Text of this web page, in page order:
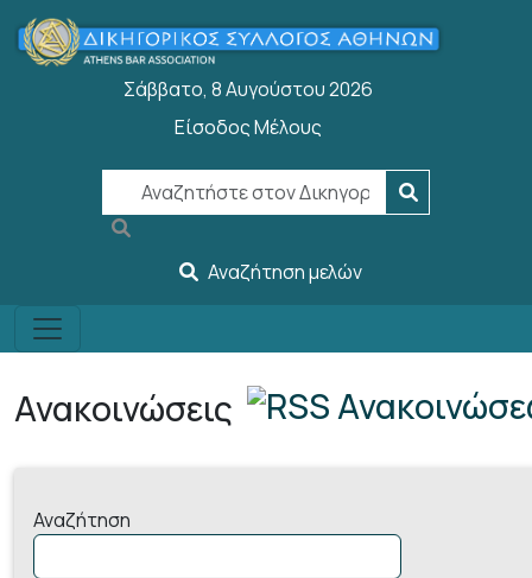
Παράκαμψη προς το κυρίως περιεχόμενο
Σάββατο, 8 Αυγούστου 2026
User account menu
Είσοδος Μέλους
Αναζήτηση μελών
Ανακοινώσεις
Αναζήτηση